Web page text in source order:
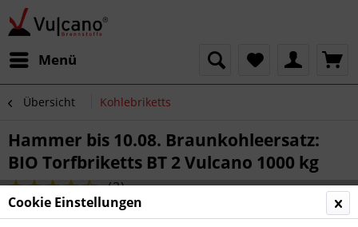
Menü
Übersicht Kohlebriketts
Hammer bis 10.08. Braunkohleersatz:
BIO Torfbriketts BT 2 Vulcano 1000 kg
(2)
Cookie Einstellungen